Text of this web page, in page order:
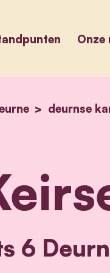
Onze
home
deurnse
maria
6